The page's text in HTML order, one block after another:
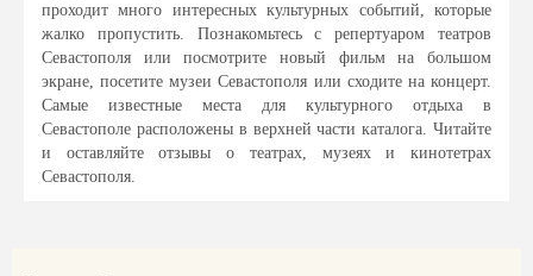
проходит много интересных культурных событий, которые
жалко пропустить. Познакомьтесь с репертуаром театров
Севастополя или посмотрите новый фильм на большом
экране, посетите музеи Севастополя или сходите на концерт.
Самые известные места для культурного отдыха в
Севастополе расположены в верхней части каталога. Читайте
и оставляйте отзывы о театрах, музеях и кинотетрах
Севастополя.